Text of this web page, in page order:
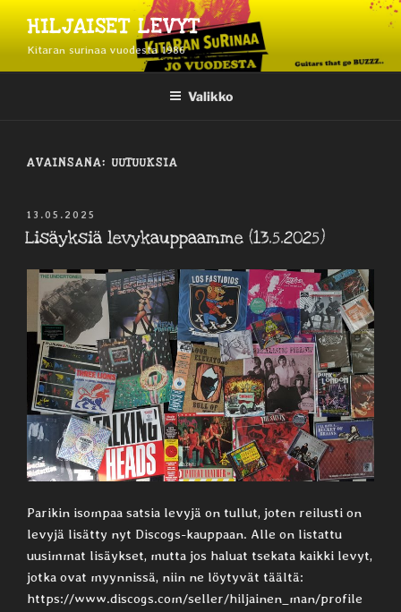
sisältöönHILJAISET LEVYT
Kitaran surinaa vuodesta 1986
Valikko
AVAINSANA: UUTUUKSIA
JULKAISTU
13.05.2025
Lisäyksiä levykauppaamme (13.5.2025)
Parikin isompaa satsia levyjä on tullut, joten reilusti on
levyjä lisätty nyt Discogs-kauppaan. Alle on listattu
uusimmat lisäykset, mutta jos haluat tsekata kaikki levyt,
jotka ovat myynnissä, niin ne löytyvät täältä:
https://www.discogs.com/seller/hiljainen_man/profile